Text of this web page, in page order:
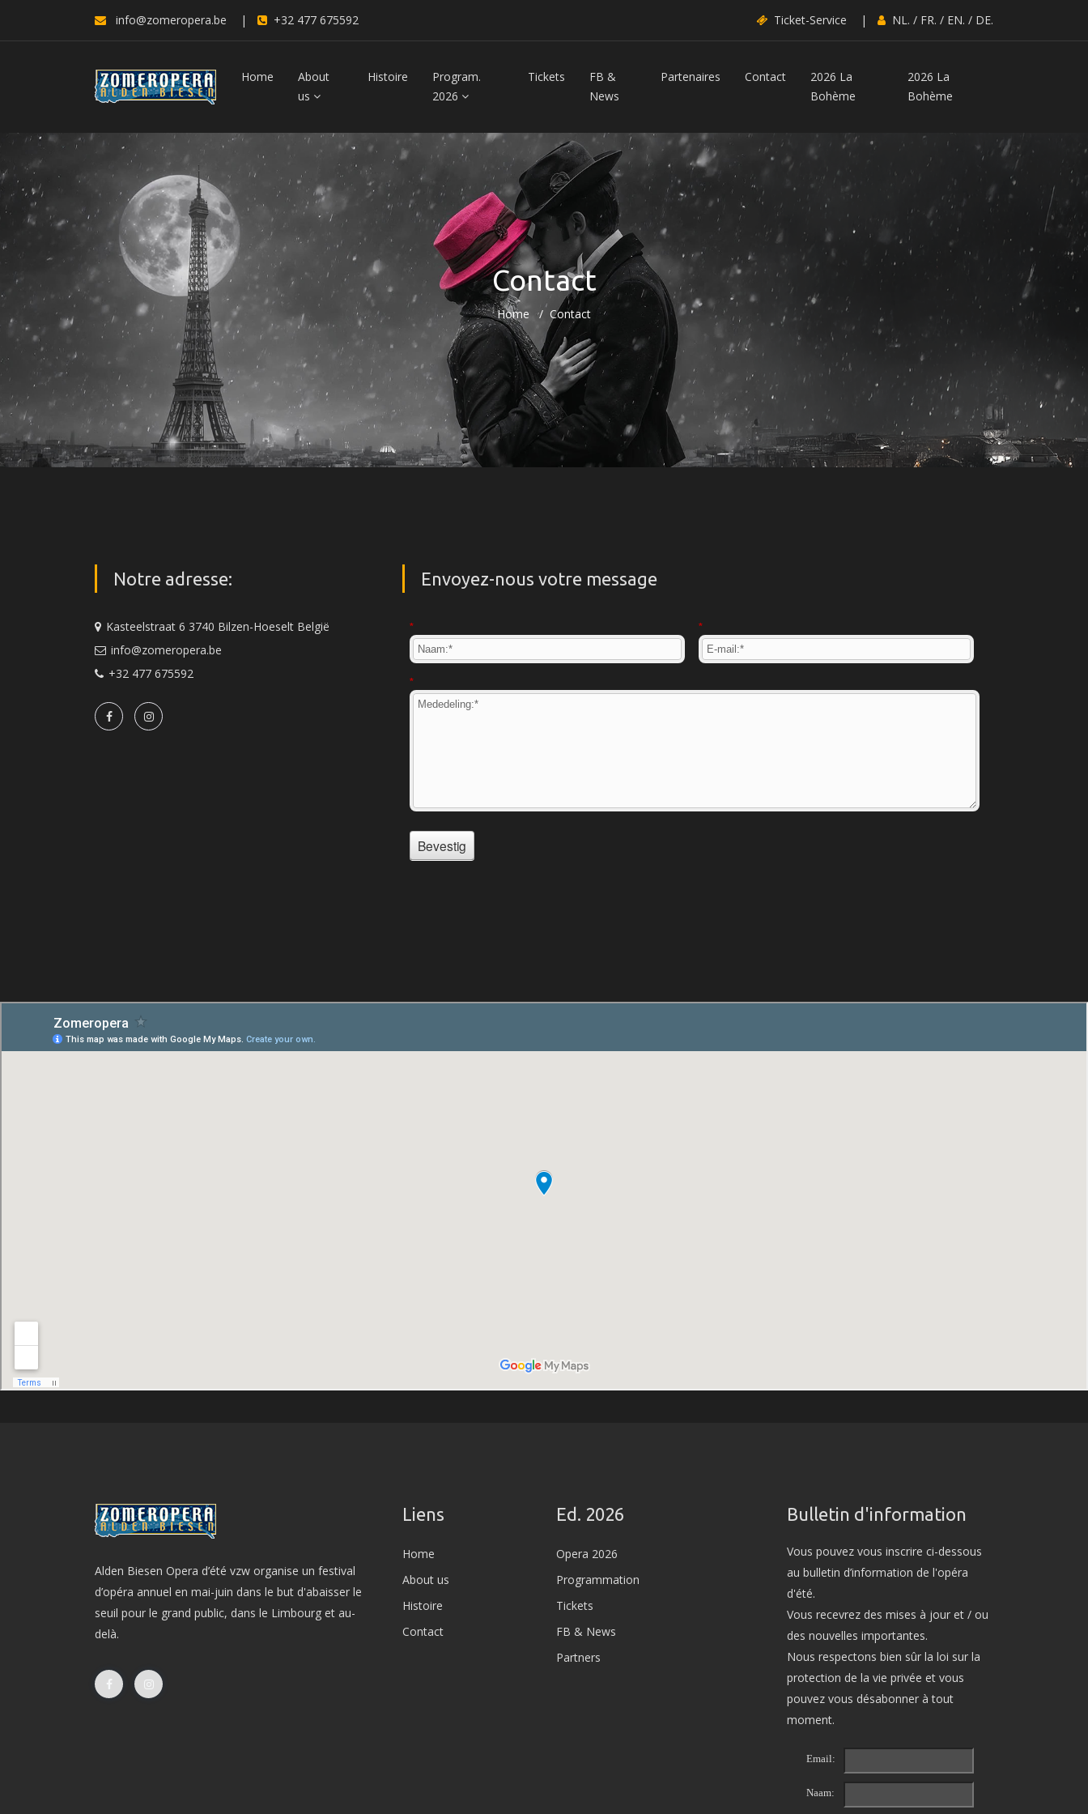
info@zomeropera.be | +32 477 675592 Ticket-Service | NL. / FR. / EN. / DE.
Home
About
us
Histoire
Program.
2026
Tickets
FB &
News
Partenaires Contact
2026 La
Bohème
2026 La
Bohème
Contact
Home Contact
Notre adresse:
Kasteelstraat 6 3740 Bilzen-Hoeselt België
info@zomeropera.be
+32 477 675592
Envoyez-nous votre message
Alden Biesen Opera d’été vzw organise un festival
d’opéra annuel en mai-juin dans le but d'abaisser le
seuil pour le grand public, dans le Limbourg et au-
delà.
Liens
Home
About us
Histoire
Contact
Ed. 2026
Opera 2026
Programmation
Tickets
FB & News
Partners
Bulletin d'information
Vous pouvez vous inscrire ci-dessous
au bulletin d’information de l'opéra
d'été.
Vous recevrez des mises à jour et / ou
des nouvelles importantes.
Nous respectons bien sûr la loi sur la
protection de la vie privée et vous
pouvez vous désabonner à tout
moment.
Email:
Naam: